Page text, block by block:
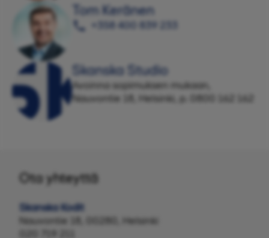
Tom Keränen
+358 400 839 233
Skanska Studio
Avoinna sopimuksen mukaan,
Nauvontie 18, Helsinki, p. 0800 162 162
Ota yhteyttä
Skanska Kodit
Nauvontie 18, 00280, Helsinki